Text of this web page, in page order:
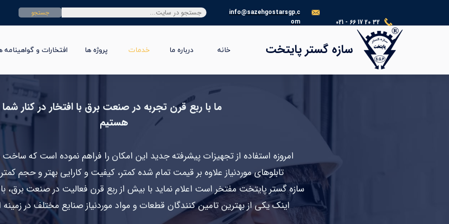
021 - 66 17 20 32
info@sazehgostarsgp.c
om
جستجو
سازه گستر پایتخت
®​​​​​​​
خانه درباره ما خدمات پروژه ها افتخارات و گواهینامه
ما با ربع قرن تجربه در صنعت برق با افتخار در کنار شما
هستیم
امروزه استفاده از تجهیزات پیشرفته جدید این امکان را فراهم نموده است که
تابلوهای موردنیاز علاوه بر قیمت تمام شده کمتر، کیفیت و کارایی بهتر و حجم
سازه گستر پایتخت مفتخر است اعلام نماید با بیش از ربع قرن فعالیت در صنعت برق،
اینک یکی از بهترین تامین کنندگان قطعات و مواد موردنیاز صنایع مختلف در زمینه